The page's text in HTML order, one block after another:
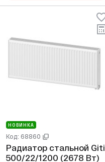
НОВИНКА
Код: 68860
Радиатор стальной Giti
500/22/1200 (2678 Вт)